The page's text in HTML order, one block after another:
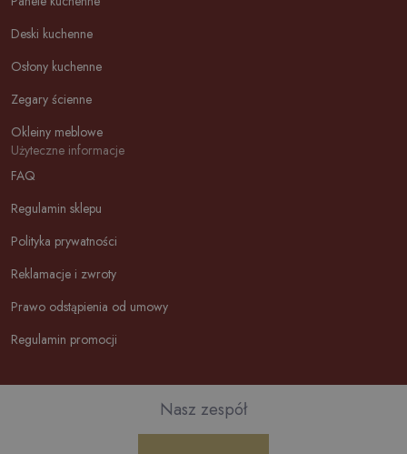
Deski kuchenne
Osłony kuchenne
Zegary ścienne
Okleiny meblowe
Użyteczne informacje
FAQ
Regulamin sklepu
Polityka prywatności
Reklamacje i zwroty
Prawo odstąpienia od umowy
Regulamin promocji
Nasz zespół